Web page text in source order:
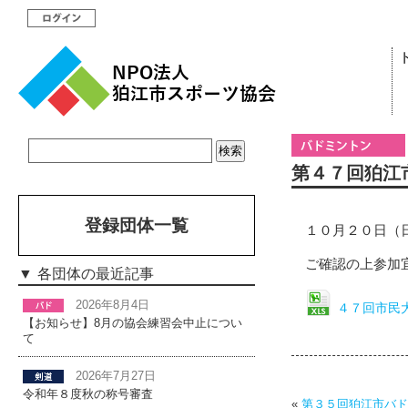
第４７回狛江
１０月２０日（
ご確認の上参加
４７回市民
« 第３５回狛江市バ
登録団体一覧
各団体の最近記事
2026年8月4日
【お知らせ】8月の協会練習会中止につい
て
2026年7月27日
令和年８度秋の称号審査